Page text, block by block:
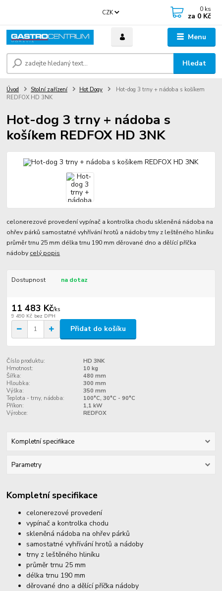
Menu
CZK
Hledat
0 ks
za 0 Kč
Úvod Stolní zařízení Hot Dogy
Hot-dog 3 trny + nádoba s košíkem
REDFOX HD 3NK
Hot-dog 3 trny + nádoba s
košíkem REDFOX HD 3NK
celonerezové provedení vypínač a kontrolka chodu skleněná nádoba na
ohřev párků samostatné vyhřívání hrotů a nádoby trny z leštěného hliníku
průměr trnu 25 mm délka trnu 190 mm děrované dno a dělící příčka
nádoby celý popis
Dostupnost na dotaz
11 483 Kč/ks
9 490 Kč bez DPH
Přidat do košíku
Číslo produktu:
HD 3NK
Hmotnost:
10 kg
Šířka:
480 mm
Hloubka:
300 mm
Výška:
350 mm
Teplota - trny, nádoba:
100°C, 30°C - 90°C
Příkon:
1,1 kW
Výrobce:
REDFOX
Kompletní specifikace
Parametry
Kompletní specifikace
celonerezové provedení
vypínač a kontrolka chodu
skleněná nádoba na ohřev párků
samostatné vyhřívání hrotů a nádoby
trny z leštěného hliníku
průměr trnu 25 mm
délka trnu 190 mm
děrované dno a dělící příčka nádoby